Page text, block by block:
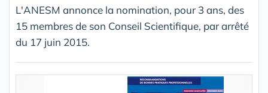
L'ANESM annonce la nomination, pour 3 ans, des
15 membres de son Conseil Scientifique, par arrêté
du 17 juin 2015.